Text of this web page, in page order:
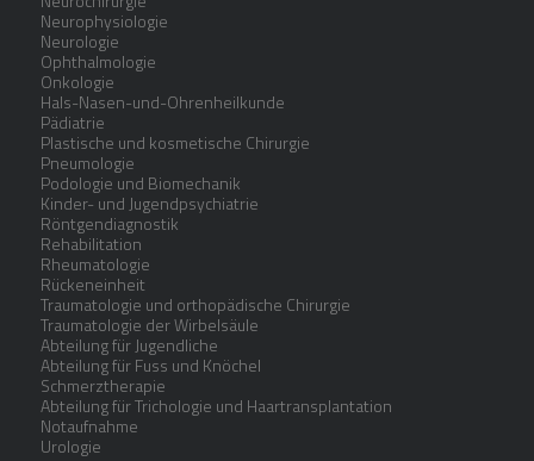
Neurophysiologie
Neurologie
Ophthalmologie
Onkologie
Hals-Nasen-und-Ohrenheilkunde
Pädiatrie
Plastische und kosmetische Chirurgie
Pneumologie
Podologie und Biomechanik
Kinder- und Jugendpsychiatrie
Röntgendiagnostik
Rehabilitation
Rheumatologie
Rückeneinheit
Traumatologie und orthopädische Chirurgie
Traumatologie der Wirbelsäule
Abteilung für Jugendliche
Abteilung für Fuss und Knöchel
Schmerztherapie
Abteilung für Trichologie und Haartransplantation
Notaufnahme
Urologie